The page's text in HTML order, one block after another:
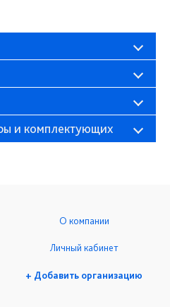
и комплектующих
О компании
Личный кабинет
+ Добавить организацию